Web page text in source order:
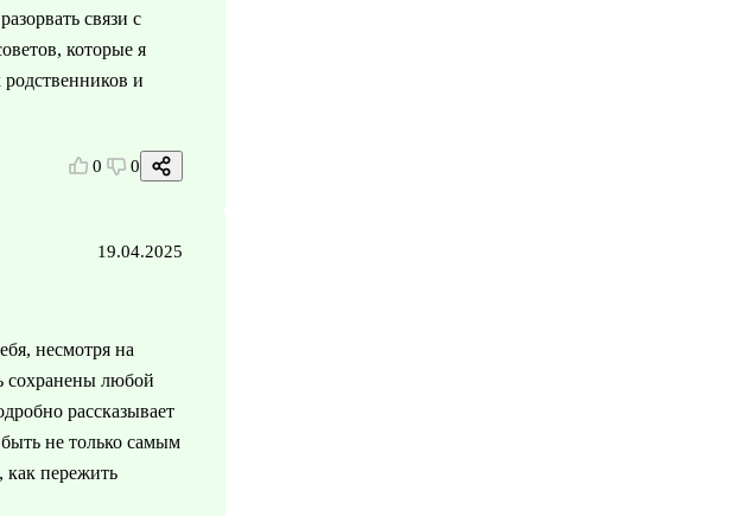
связи с
которые я
и
0 0
19.04.2025
несмотря на
сохранены любой
рассказывает
не только самым
как пережить